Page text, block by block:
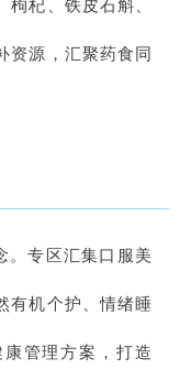
杞、铁皮石斛、
资源，汇聚药食同
。专区汇集口服美
有机个护、情绪睡
管理方案，打造